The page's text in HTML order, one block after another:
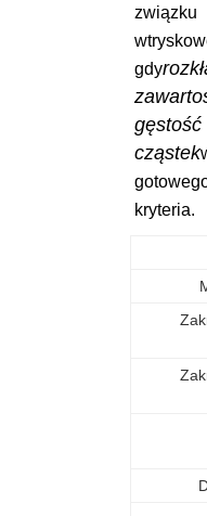
gdy
cząstek
kryteria.